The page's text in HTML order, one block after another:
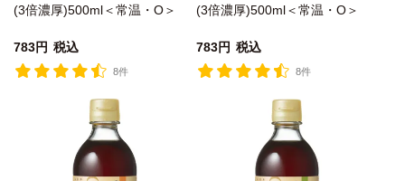
(3倍濃厚)500ml＜常温・O＞
783 税込
8件
(3倍濃厚)500ml＜常温・O＞
783 税込
8件